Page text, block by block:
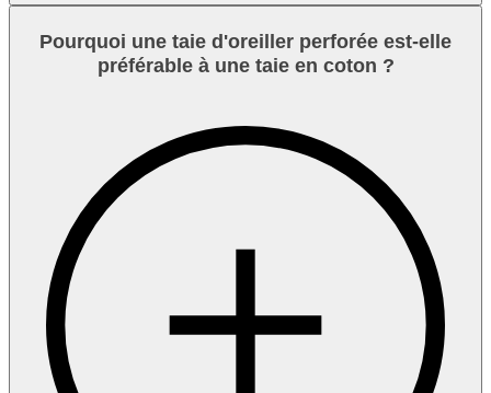
Pourquoi une taie d'oreiller perforée est-elle
préférable à une taie en coton ?